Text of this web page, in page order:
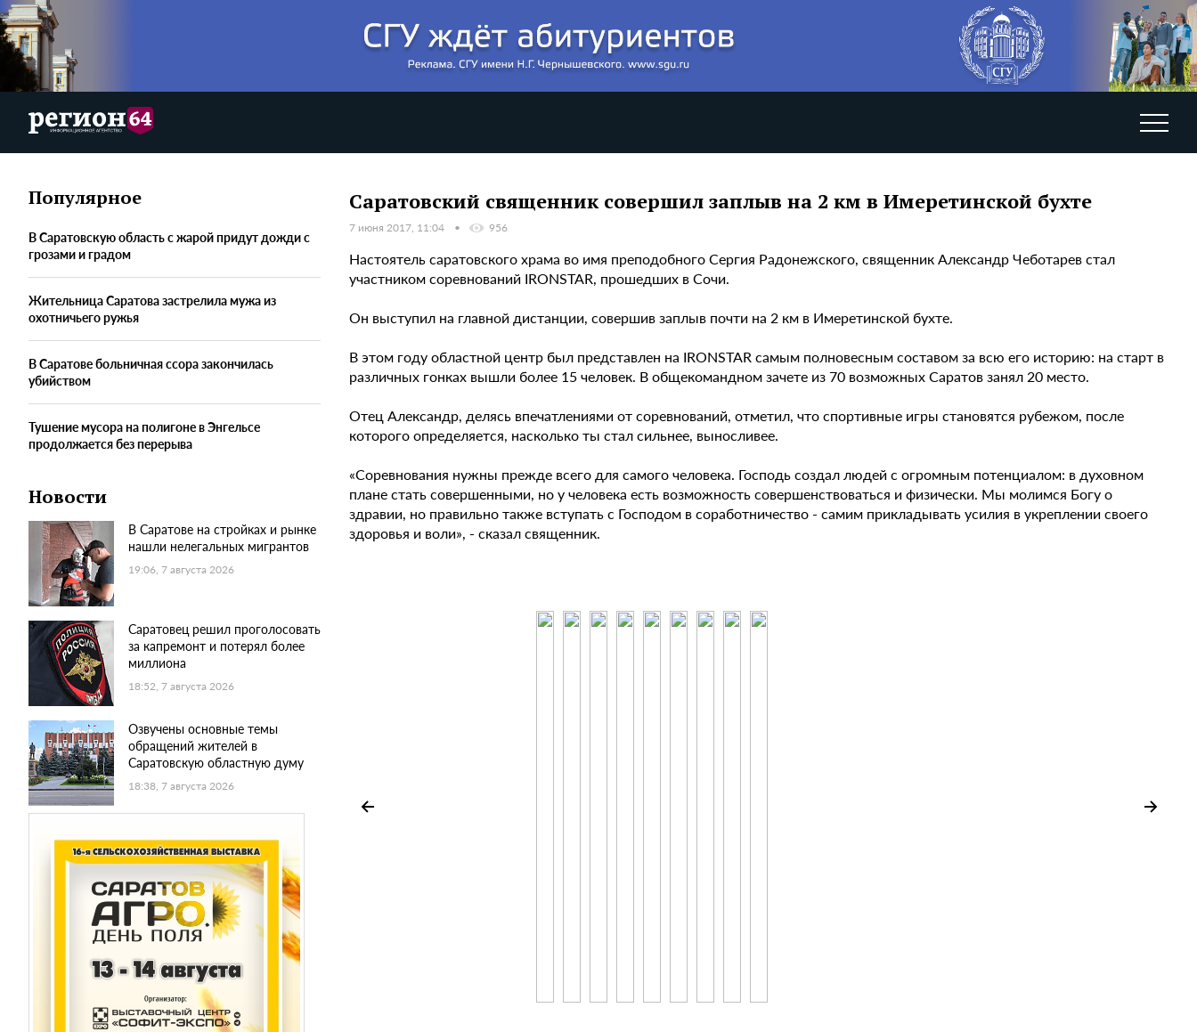
Популярное
В Саратовскую область с жарой придут дожди с
грозами и градом
Жительница Саратова застрелила мужа из
охотничьего ружья
В Саратове больничная ссора закончилась
убийством
Тушение мусора на полигоне в Энгельсе
продолжается без перерыва
Новости
В Саратове на стройках и рынке
нашли нелегальных мигрантов
19:06, 7 августа 2026
Саратовец решил проголосовать
за капремонт и потерял более
миллиона
18:52, 7 августа 2026
Озвучены основные темы
обращений жителей в
Саратовскую областную думу
18:38, 7 августа 2026
Саратовский священник совершил заплыв на 2 км в Имеретинской бухте
7 июня 2017, 11:04 956
Настоятель саратовского храма во имя преподобного Сергия Радонежского, священник Александр Чеботарев стал
участником соревнований IRONSTAR, прошедших в Сочи.
Он выступил на главной дистанции, совершив заплыв почти на 2 км в Имеретинской бухте.
В этом году областной центр был представлен на IRONSTAR самым полновесным составом за всю его историю: на старт в
различных гонках вышли более 15 человек. В общекомандном зачете из 70 возможных Саратов занял 20 место.
Отец Александр, делясь впечатлениями от соревнований, отметил, что спортивные игры становятся рубежом, после
которого определяется, насколько ты стал сильнее, выносливее.
«Соревнования нужны прежде всего для самого человека. Господь создал людей с огромным потенциалом: в духовном
плане стать совершенными, но у человека есть возможность совершенствоваться и физически. Мы молимся Богу о
здравии, но правильно также вступать с Господом в соработничество - самим прикладывать усилия в укреплении своего
здоровья и воли», - сказал священник.